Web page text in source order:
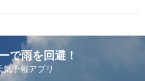
で雨を回避！
予報アプリ